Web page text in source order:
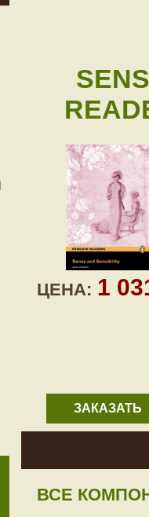
ЦЕНА: 1
ЗАКАЗАТЬ
ВСЕ